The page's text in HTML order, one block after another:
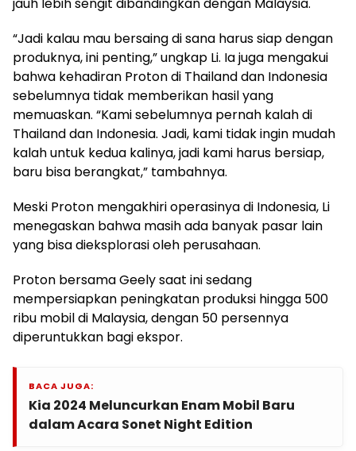
“Jadi kalau mau bersaing di sana harus siap dengan
produknya, ini penting,” ungkap Li. Ia juga mengakui
bahwa kehadiran Proton di Thailand dan Indonesia
sebelumnya tidak memberikan hasil yang
memuaskan. “Kami sebelumnya pernah kalah di
Thailand dan Indonesia. Jadi, kami tidak ingin mudah
kalah untuk kedua kalinya, jadi kami harus bersiap,
baru bisa berangkat,” tambahnya.
Meski Proton mengakhiri operasinya di Indonesia, Li
menegaskan bahwa masih ada banyak pasar lain
yang bisa dieksplorasi oleh perusahaan.
Proton bersama Geely saat ini sedang
mempersiapkan peningkatan produksi hingga 500
ribu mobil di Malaysia, dengan 50 persennya
diperuntukkan bagi ekspor.
BACA JUGA:
Kia 2024 Meluncurkan Enam Mobil Baru
dalam Acara Sonet Night Edition